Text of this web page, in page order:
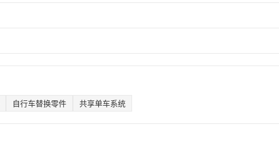
自行车替换零件 共享单车系统